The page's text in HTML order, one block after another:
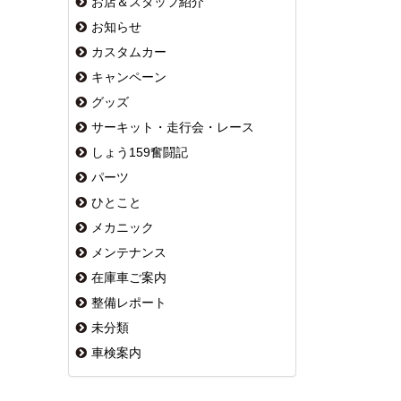
お知らせ
カスタムカー
キャンペーン
グッズ
サーキット・走行会・レース
しょう159奮闘記
パーツ
ひとこと
メカニック
メンテナンス
在庫車ご案内
整備レポート
未分類
車検案内